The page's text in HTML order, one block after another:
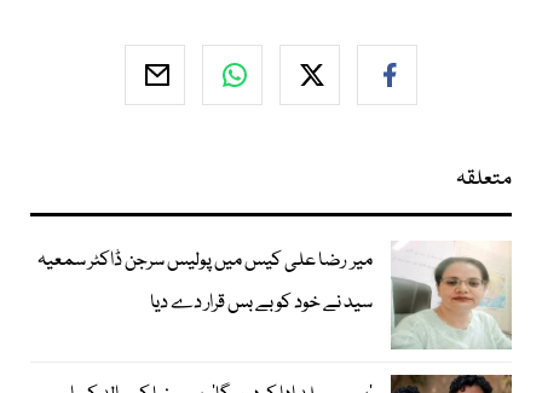
متعلقہ
میر رضا علی کیس میں پولیس سرجن ڈاکٹر سمعیہ
سید نے خود کو بے بس قرار دے دیا